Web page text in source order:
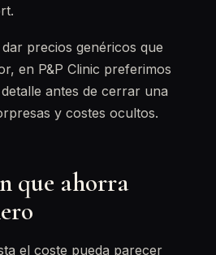
precios genéricos que
en P&P Clinic preferimos
antes de cerrar una
y costes ocultos.
que ahorra
el coste pueda parecer